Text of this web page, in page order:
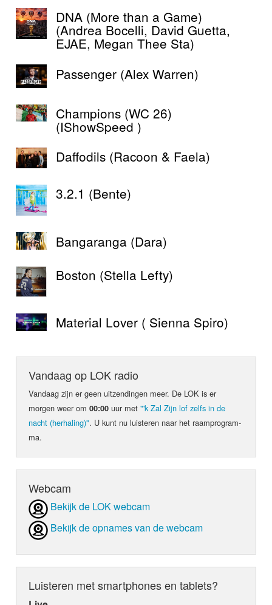
DNA (More than a Game)
(Andrea Bocelli, David Guetta,
EJAE, Megan Thee Sta)
Passenger (Alex Warren)
Champions (WC 26)
(IShowSpeed )
Daffodils (Racoon & Faela)
3.2.1 (Bente)
Bangaranga (Dara)
Boston (Stella Lefty)
Material Lover ( Sienna Spiro)
Vandaag op LOK radio
Vandaag zijn er geen uit­zen­din­gen meer. De LOK is er
morgen weer om00:00 uur met"'k Zal Zijn lof zelfs in de
nacht (herhaling)". U kunt nu luis­teren naar het raam­pro­gram­
ma.
Webcam
Bekijk de LOK webcam
Bekijk de opnames van de webcam
Luisteren met smartphones en tablets?